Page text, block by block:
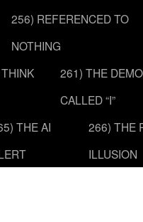
256) REFERENCED TO
NOTHING
261) THE
CALLED “I”
THE AI
266) THE
ILLUSION